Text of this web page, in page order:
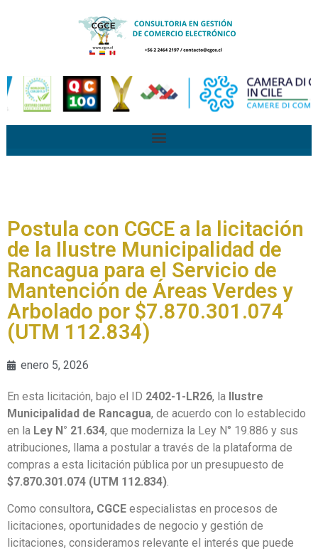
Postula con CGCE a la licitación
de la Ilustre Municipalidad de
Rancagua para el Servicio de
Mantención de Áreas Verdes y
Arbolado por $7.870.301.074
(UTM 112.834)
enero 5, 2026
En esta licitación, bajo el ID 2402-1-LR26, la Ilustre
Municipalidad de Rancagua, de acuerdo con lo establecido
en la Ley N° 21.634, que moderniza la Ley N° 19.886 y sus
atribuciones, llama a postular a través de la plataforma de
compras a esta licitación pública por un presupuesto de
$7.870.301.074 (UTM 112.834).
Como consultora, CGCE especialistas en procesos de
licitaciones, oportunidades de negocio y gestión de
licitaciones, consideramos relevante el interés que puede